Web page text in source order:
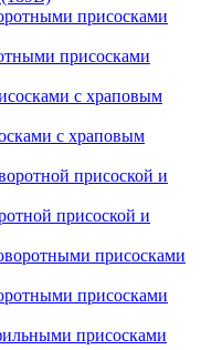
присосками
с храповым
присоской и
присосками